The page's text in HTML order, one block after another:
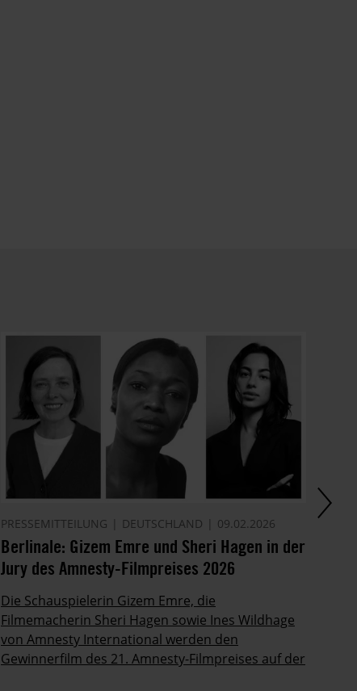
PRESSEMITTEILUNG DEUTSCHLAND 09.02.2026
Berlinale: Gizem Emre und Sheri Hagen in der
Jury des Amnesty-Filmpreises 2026
Die Schauspielerin Gizem Emre, die
Filmemacherin Sheri Hagen sowie Ines Wildhage
von Amnesty International werden den
Gewinnerfilm des 21. Amnesty-Filmpreises auf der